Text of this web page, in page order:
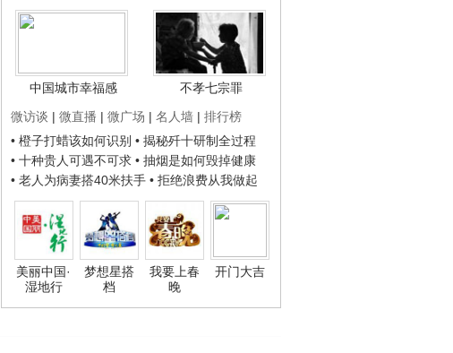
中国城市幸福感
不孝七宗罪
微访谈 | 微直播 | 微广场 | 名人墙 | 排行榜
• 橙子打蜡该如何识别 • 揭秘歼十研制全过程
• 十种贵人可遇不可求 • 抽烟是如何毁掉健康
• 老人为病妻搭40米扶手 • 拒绝浪费从我做起
美丽中国·
湿地行
梦想星搭
档
我要上春
晚
开门大吉